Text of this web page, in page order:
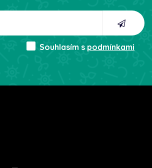
Souhlasím s podmínkami